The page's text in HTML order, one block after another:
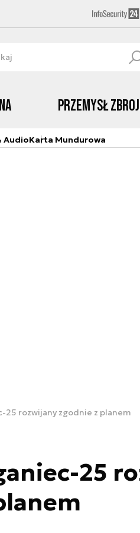
Przemysł
AudioKarta Mundurowa
25 rozwijany zgodnie z planem
25